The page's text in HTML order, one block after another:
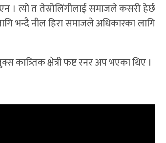
। त्यो त तेस्रोलिंगीलाई समाजले कसरी हेर्छ
भन्दै नील हिरा समाजले अधिकारका लागि
कात्र्तिक क्षेत्री फष्ट रनर अप भएका थिए ।